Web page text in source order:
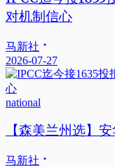
对机制信心
马新社
2026-07-27
national
【森美兰州选】
马新社